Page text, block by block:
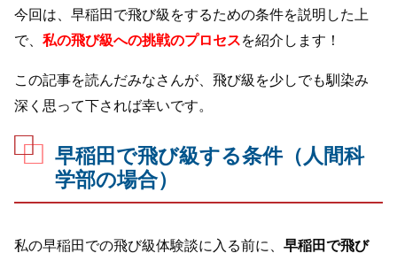
今回は、早稲田で飛び級をするための条件を説明した上
で、私の飛び級への挑戦のプロセスを紹介します！
この記事を読んだみなさんが、飛び級を少しでも馴染み
深く思って下されば幸いです。
早稲田で飛び級する条件（人間科
学部の場合）
私の早稲田での飛び級体験談に入る前に、早稲田で飛び